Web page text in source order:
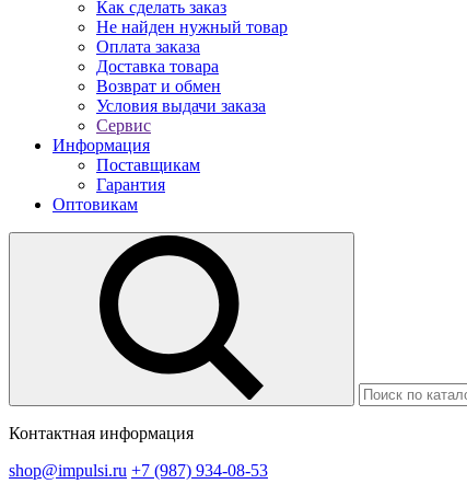
Как сделать заказ
Не найден нужный товар
Оплата заказа
Доставка товара
Возврат и обмен
Условия выдачи заказа
Сервис
Информация
Поставщикам
Гарантия
Оптовикам
Контактная информация
shop@impulsi.ru +7 (987) 934-08-53